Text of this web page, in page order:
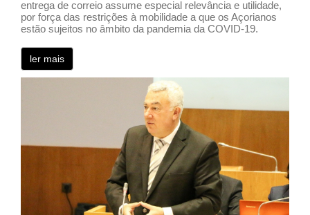
entrega de correio assume especial relevância e utilidade,
por força das restrições à mobilidade a que os Açorianos
estão sujeitos no âmbito da pandemia da COVID-19.
ler mais